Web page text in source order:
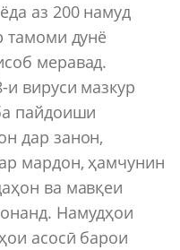
аз 200 намуд
тамоми дунё
меравад.
вируси мазкур
пайдоиши
дар занон,
мардон, ҳамчунин
ва мавқеи
Намудҳои
асосӣ барои